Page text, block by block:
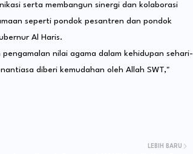
serta membangun sinergi dan kolaborasi
seperti pondok pesantren dan pondok
Al Haris.
nilai agama dalam kehidupan sehari-
diberi kemudahan oleh Allah SWT,"
LEBIH BARU